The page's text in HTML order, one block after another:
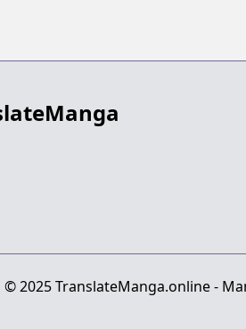
2025 TranslateManga.online -